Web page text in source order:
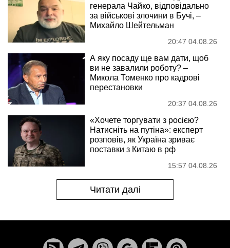
генерала Чайко, відповідально
за військові злочини в Бучі, –
Михайло Шейтельман
20:47 04.08.26
А яку посаду ще вам дати, щоб
ви не завалили роботу? –
Микола Томенко про кадрові
перестановки
20:37 04.08.26
«Хочете торгувати з росією?
Натисніть на путіна»: експерт
розповів, як Україна зриває
поставки з Китаю в рф
15:57 04.08.26
Читати далі